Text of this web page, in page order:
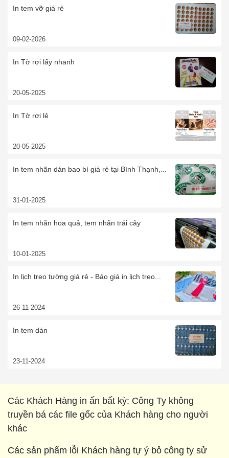
In tem vỡ giá rẻ
09-02-2026
In Tờ rơi lấy nhanh
20-05-2025
In Tờ rơi lẻ
20-05-2025
In tem nhãn dán bao bì giá rẻ tại Bình Thạnh,...
31-01-2025
In tem nhãn hoa quả, tem nhãn trái cây
10-01-2025
In lịch treo tường giá rẻ - Báo giá in lịch treo...
26-11-2024
In tem dán
23-11-2024
Các Khách Hàng in ấn bất kỳ: Công Ty không
truyền bá các file gốc của Khách hàng cho người
khác
Các sản phẩm lỗi Khách hàng tự ý bỏ công ty sử